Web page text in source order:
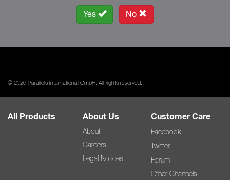
Yes No
© 2026 Parallels International GmbH. All rights reserved.
All Products About Us
About
Careers
Legal Notices
Customer Care
Facebook
Twitter
Forum
Other Channels